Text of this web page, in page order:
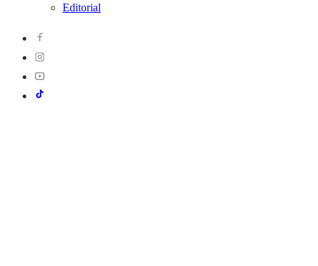
Editorial